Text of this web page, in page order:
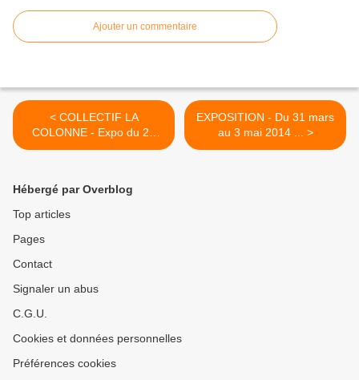
Ajouter un commentaire
< COLLECTIF LA
COLONNE - Expo du 24
mars au 26 avril 2014 ...
EXPOSITION - Du 31 mars
au 3 mai 2014 ... >
Hébergé par Overblog
Top articles
Pages
Contact
Signaler un abus
C.G.U.
Cookies et données personnelles
Préférences cookies